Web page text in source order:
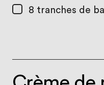
8 tranches de